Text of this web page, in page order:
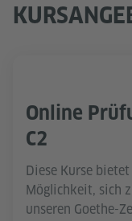
Online
C2
Diese Kurse
Möglichkeit, sich
unseren Goethe-